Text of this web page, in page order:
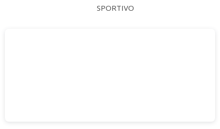
SPORTIVO